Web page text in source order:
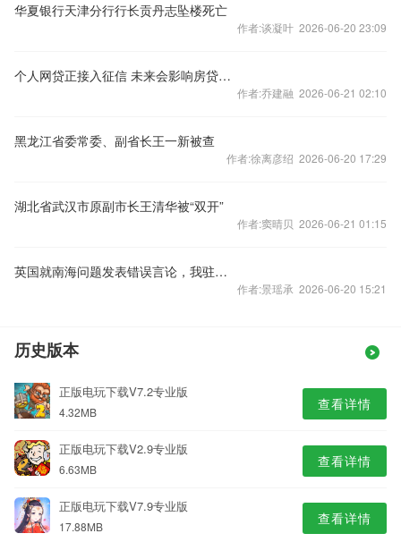
华夏银行天津分行行长贡丹志坠楼死亡
作者:谈凝叶 2026-06-20 23:09
个人网贷正接入征信 未来会影响房贷么？
作者:乔建融 2026-06-21 02:10
黑龙江省委常委、副省长王一新被查
作者:徐离彦绍 2026-06-20 17:29
湖北省武汉市原副市长王清华被“双开”
作者:窦晴贝 2026-06-21 01:15
英国就南海问题发表错误言论，我驻英使馆：提出严正交涉
作者:景瑶承 2026-06-20 15:21
历史版本
正版电玩下载V7.2专业版
4.32MB 查看详情
正版电玩下载V2.9专业版
6.63MB 查看详情
正版电玩下载V7.9专业版
17.88MB 查看详情